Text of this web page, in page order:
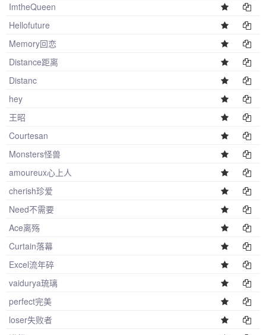
ImtheQueen
Hellofuture
Memory回恋
Distance距离
Distanc
hey
王昭
Courtesan
Monsters怪兽
amoureux心上人
cherish珍爱
Need不需要
Ace离殇
Curtain落幕
Excel流年碎
vaidurya琉璃
perfect完美
loser失败者